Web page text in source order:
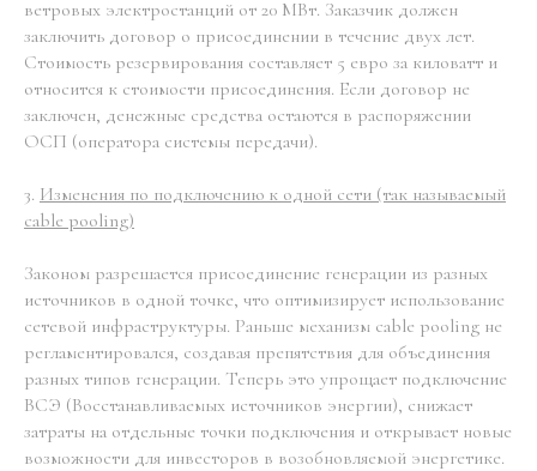
ветровых электростанций от 20 МВт. Заказчик должен
заключить договор о присоединении в течение двух лет.
Стоимость резервирования составляет 5 евро за киловатт и
относится к стоимости присоединения. Если договор не
заключен, денежные средства остаются в распоряжении
ОСП (оператора системы передачи).
3. Изменения по подключению к одной сети (так называемый
cable pooling)
Законом разрешается присоединение генерации из разных
источников в одной точке, что оптимизирует использование
сетевой инфраструктуры. Раньше механизм cable pooling не
регламентировался, создавая препятствия для объединения
разных типов генерации. Теперь это упрощает подключение
ВСЭ (Восстанавливаемых источников энергии), снижает
затраты на отдельные точки подключения и открывает новые
возможности для инвесторов в возобновляемой энергетике.